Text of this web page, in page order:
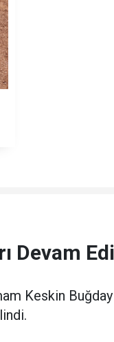
Devam
Keskin